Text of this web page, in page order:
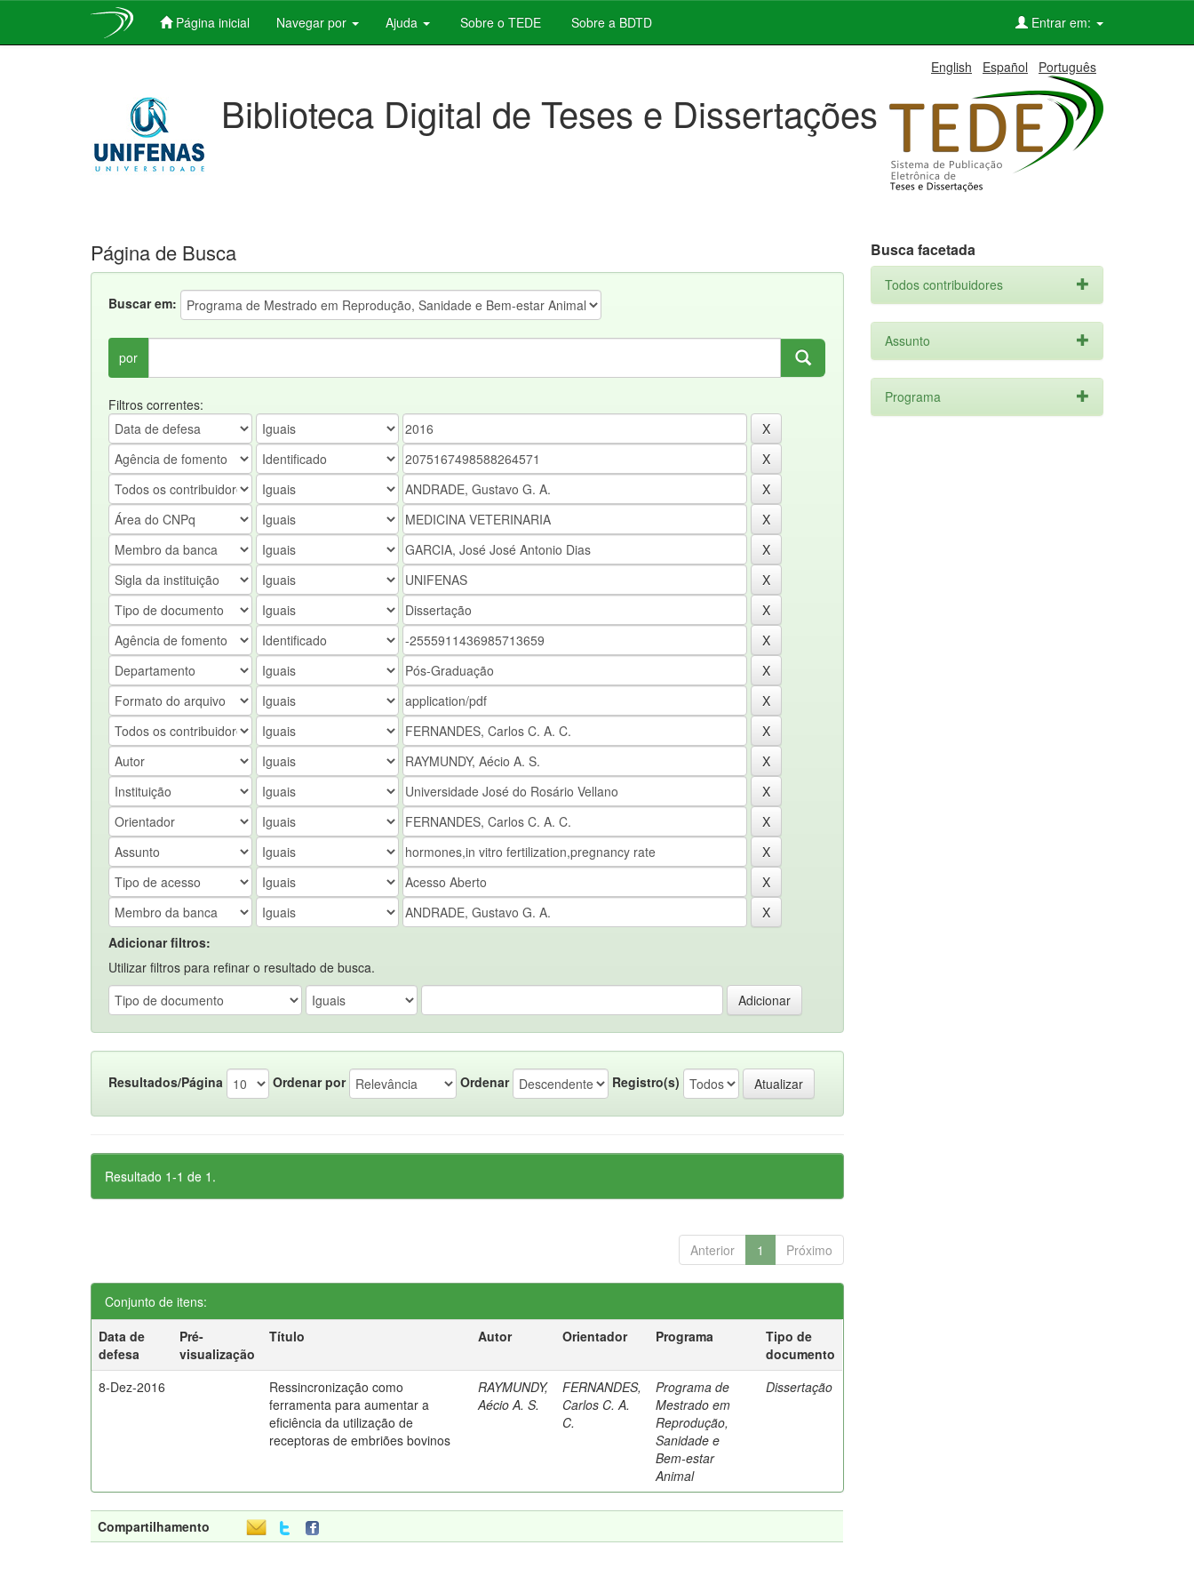
Página inicial Navegar por Ajuda Sobre o TEDE Sobre a BDTD Entrar em:
English Español Português
Biblioteca Digital de Teses e Dissertações
Página de Busca
Buscar em:
por
Filtros correntes:
Adicionar filtros:
Utilizar filtros para refinar o resultado de busca.
Resultados/Página Ordenar por Ordenar Registro(s)
Resultado 1-1 de 1.
Anterior 1 Próximo
Conjunto de itens:
Data de
defesa
Pré-
visualização
Título Autor Orientador Programa
Tipo de
documento
8-Dez-2016
Ressincronização como
ferramenta para aumentar a
eficiência da utilização de
receptoras de embriões bovinos
RAYMUNDY,
Aécio A. S.
FERNANDES,
Carlos C. A.
C.
Programa de
Mestrado em
Reprodução,
Sanidade e
Bem-estar
Animal
Dissertação
Compartilhamento
Busca facetada
Todos contribuidores
Assunto
Programa